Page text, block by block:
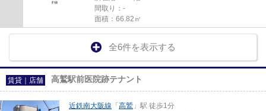
間取り：-
面積：66.82㎡
全6件を表示する
賃貸｜店舗 高鷲駅前医院跡テナント
近鉄南大阪線 「 高鷲 」駅 徒歩1分